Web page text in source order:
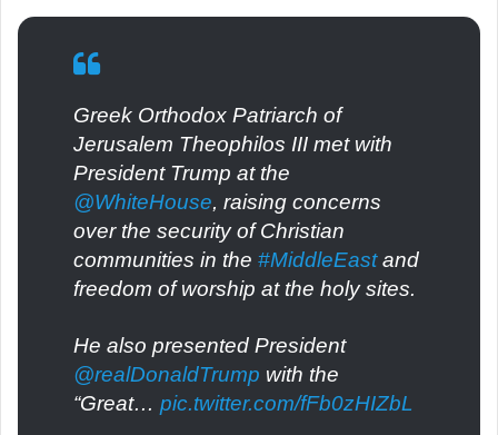
Greek Orthodox Patriarch of
Jerusalem Theophilos III met with
President Trump at the
@WhiteHouse, raising concerns
over the security of Christian
communities in the #MiddleEastand
freedom of worship at the holy sites.
He also presented President
@realDonaldTrump with the
“Great… pic.twitter.com/fFb0zHIZbL